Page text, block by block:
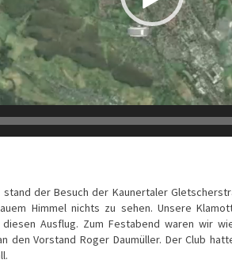
stand der Besuch der Kaunertaler
Himmel nichts zu sehen. Unsere
Ausflug. Zum Festabend waren wir
den Vorstand Roger Daumüller. Der Club